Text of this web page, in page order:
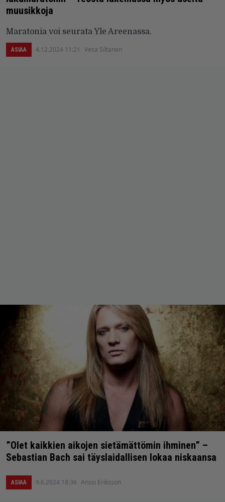
muusikkoja
Maratonia voi seurata Yle Areenassa.
ASIAA 4.12.2024 11:21 Vesa Siltanen
”Olet kaikkien aikojen sietämättömin ihminen” –
Sebastian Bach sai täyslaidallisen lokaa niskaansa
ASIAA 9.6.2024 18:36 Anssi Eriksson